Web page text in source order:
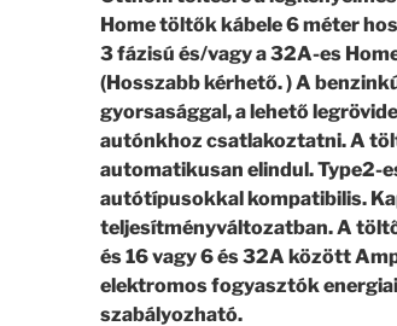
Home töltők kábele 6 méter
3 fázisú és/vagy a 32A-es
(Hosszabb kérhető. ) A
gyorsasággal, a lehető
autónkhoz csatlakoztatni. A
automatikusan elindul. Type2-
autótípusokkal kompatibilis.
teljesítményváltozatban. A
és 16 vagy 6 és 32A között
elektromos fogyasztók
szabályozható.